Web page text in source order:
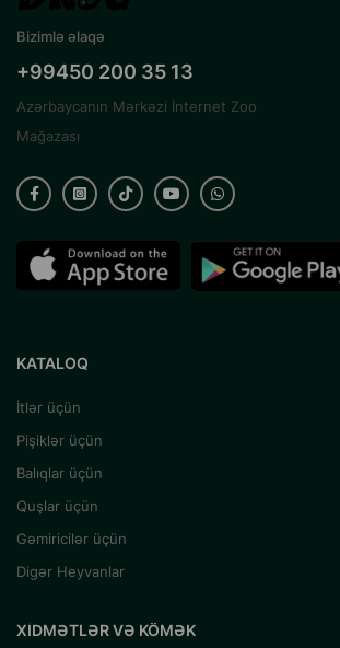
Bizimlə əlaqə
+99450 200 35 13
Azərbaycanın Mərkəzi İnternet Zoo
Mağazası
KATALOQ
İtlər üçün
Pişiklər üçün
Balıqlar üçün
Quşlar üçün
Gəmiricilər üçün
Digər Heyvanlar
XIDMƏTLƏR VƏ KÖMƏK